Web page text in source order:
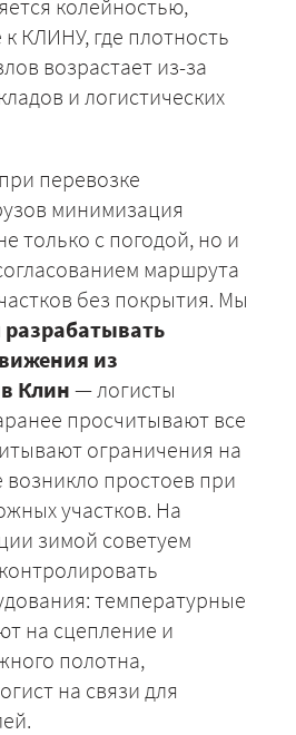
колейностью,
КЛИНУ, где плотность
возрастает из-за
и логистических
перевозке
минимизация
только с погодой, но и
маршрута
без покрытия. Мы
разрабатывать
из
Клин — логисты
просчитывают все
ограничения на
возникло простоев при
участков. На
зимой советуем
температурные
на сцепление и
полотна,
на связи для
+7 (499) 520-05-23
ЗАКАЗАТЬ